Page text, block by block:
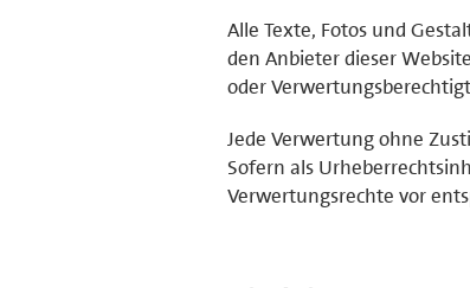
Alle Texte, Fotos und
den Anbieter dieser
oder
Jede Verwertung ohne
Sofern als
Verwertungsrechte vor